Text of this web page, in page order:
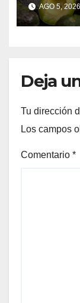
AGO 5, 2026
Deja
Tu dirección
Los campos
Comentario *